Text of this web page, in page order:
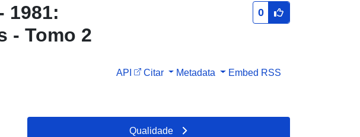
1981:
- Tomo 2
0
API Citar Metadata Embed RSS
Qualidade